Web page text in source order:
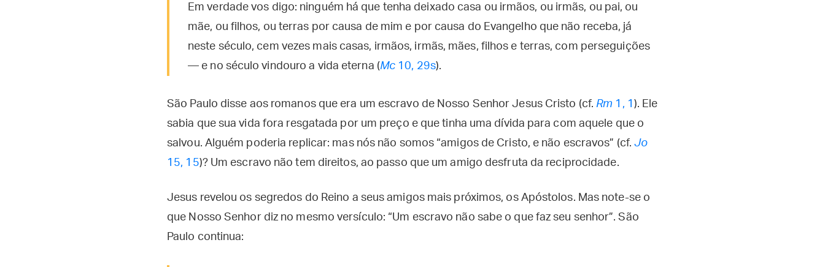
Em verdade vos digo: ninguém há que tenha deixado casa ou irmãos, ou irmãs, ou pai, ou
mãe, ou filhos, ou terras por causa de mim e por causa do Evangelho que não receba, já
neste século, cem vezes mais casas, irmãos, irmãs, mães, filhos e terras, com perseguições
— e no século vindouro a vida eterna (Mc 10, 29s).
São Paulo disse aos romanos que era um escravo de Nosso Senhor Jesus Cristo (cf.Rm 1, 1 ). Ele
sabia que sua vida fora resgatada por um preço e que tinha uma dívida para com aquele que o
salvou. Alguém poderia replicar: mas nós não somos “amigos de Cristo, e não escravos” (cf.Jo
15, 15)? Um escravo não tem direitos, ao passo que um amigo desfruta da reciprocidade.
Jesus revelou os segredos do Reino a seus amigos mais próximos, os Apóstolos. Mas note-se o
que Nosso Senhor diz no mesmo versículo: “Um escravo não sabe o que faz seu senhor”. São
Paulo continua: